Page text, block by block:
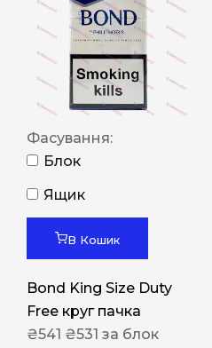
Фасування:
Блок
Ящик
В Кошик
Bond King Size Duty
Free круг пачка
₴541 ₴531 за блок